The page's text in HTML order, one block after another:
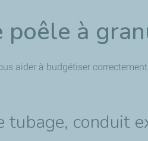
à
aider à budgétiser correctement
conduit